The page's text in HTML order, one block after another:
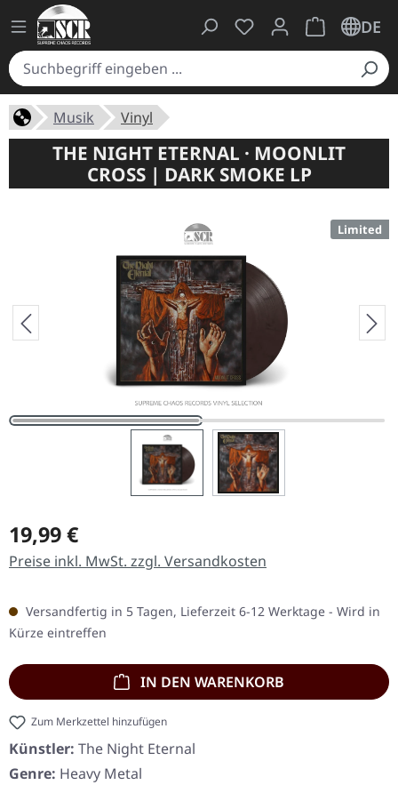
Du hast 0 Produkte
Warenkorb
DE
Musik Vinyl
THE NIGHT ETERNAL · MOONLIT
CROSS | DARK SMOKE LP
Limited
Regulärer Preis:
19,99 €
Preise inkl. MwSt. zzgl. Versandkosten
Versandfertig in 5 Tagen, Lieferzeit 6-12 Werktage - Wird in
Kürze eintreffen
IN DEN WARENKORB
Zum Merkzettel hinzufügen
Künstler: The Night Eternal
Genre: Heavy Metal